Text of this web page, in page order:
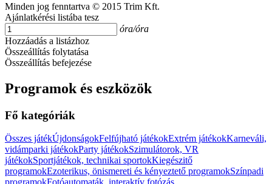
Minden jog fenntartva © 2015 Trim Kft.
Ajánlatkérési listába tesz
óra/óra
Hozzáadás a listázhoz
Összeállítás folytatása
Összeállítás befejezése
Programok és eszközök
Fő kategóriák
Összes játékÚjdonságokFelfújható játékokExtrém játékokKarneváli,
vidámparki játékokParty játékokSzimulátorok, VR
játékokSportjátékok, technikai sportokKiegészitő
programokEzoterikus, önismereti és kényeztető programokSzínpadi